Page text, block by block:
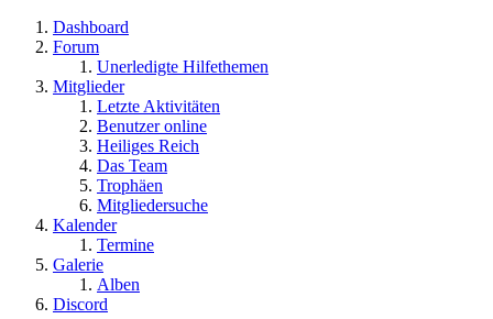
Dashboard
Forum
Unerledigte Hilfethemen
Mitglieder
Letzte Aktivitäten
Benutzer online
Heiliges Reich
Das Team
Trophäen
Mitgliedersuche
Kalender
Termine
Galerie
Alben
Discord